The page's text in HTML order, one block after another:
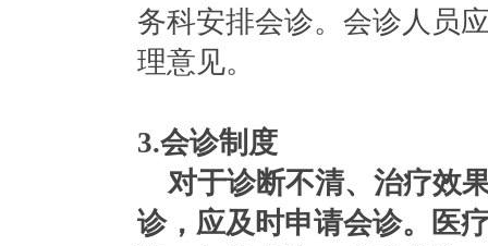
务科安排会诊。会诊人员
理意见。
3.会诊制度
对于诊断不清、治疗效
诊，应及时申请会诊。医